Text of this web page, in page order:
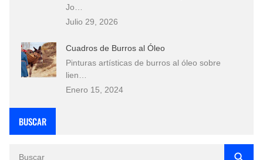
Jo…
Julio 29, 2026
Cuadros de Burros al Óleo
Pinturas artísticas de burros al óleo sobre
lien…
Enero 15, 2024
BUSCAR